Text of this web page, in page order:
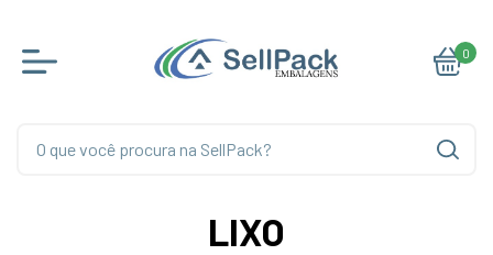
0
LIXO